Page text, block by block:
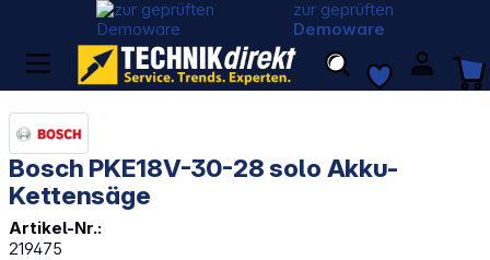
zur geprüften
Demoware
Bosch PKE18V-30-28 solo Akku-
Kettensäge
Artikel-Nr.:
219475